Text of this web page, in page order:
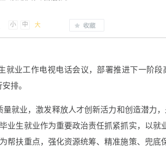
小 中 大
就业工作电视电话会议，部署推进下一阶
排。
就业，激发释放人才创新活力和创造潜力
业生就业作为重要政治责任抓紧抓实，以就
帮扶重点，强化资源统筹、精准施策、兜底